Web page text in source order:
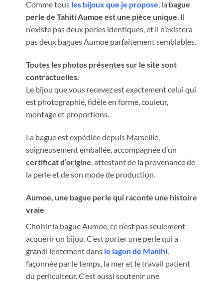
Comme tousles bijoux que je propose, la bague
perle de Tahiti Aumoe est une pièce unique. Il
n’existe pas deux perles identiques, et il n’existera
pas deux bagues Aumoe parfaitement semblables.
Toutes les photos présentes sur le site sont
contractuelles.
Le bijou que vous recevez est exactement celui qui
est photographié, fidèle en forme, couleur,
montage et proportions.
La bague est expédiée depuis Marseille,
soigneusement emballée, accompagnée d’un
certificat d’origine, attestant de la provenance de
la perle et de son mode de production.
Aumoe, une bague perle qui raconte une histoire
vraie
Choisir la bague Aumoe, ce n’est pas seulement
acquérir un bijou. C’est porter une perle qui a
grandi lentement dans le lagon de Manihi,
façonnée par le temps, la mer et le travail patient
du perliculteur. C’est aussi soutenir une